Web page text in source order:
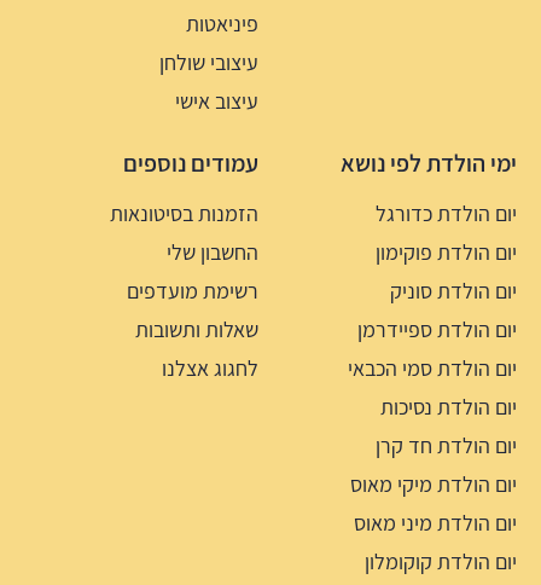
פיניאטות
עיצובי שולחן
עיצוב אישי
ימי הולדת לפי נושא
יום הולדת כדורגל
יום הולדת פוקימון
יום הולדת סוניק
יום הולדת ספיידרמן
יום הולדת סמי הכבאי
יום הולדת נסיכות
יום הולדת חד קרן
יום הולדת מיקי מאוס
יום הולדת מיני מאוס
יום הולדת קוקומלון
עמודים נוספים
הזמנות בסיטונאות
החשבון שלי
רשימת מועדפים
שאלות ותשובות
לחגוג אצלנו